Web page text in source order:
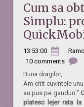
Cum sa
Simplu:
13:53:00
10 comments
Buna dragilor,
Am citit cuvintele
au pus pe ganduri:”
platesc lejer rata la